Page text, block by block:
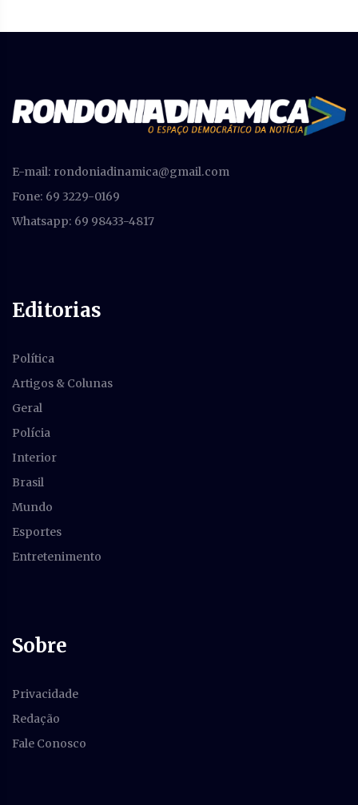
E-mail: rondoniadinamica@gmail.com
Fone: 69 3229-0169
Whatsapp: 69 98433-4817
Editorias
Política
Artigos & Colunas
Geral
Polícia
Interior
Brasil
Mundo
Esportes
Entretenimento
Sobre
Privacidade
Redação
Fale Conosco